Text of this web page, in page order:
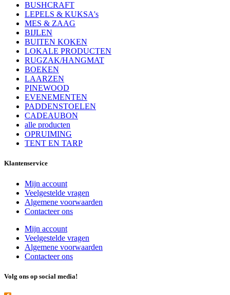
BUSHCRAFT
LEPELS & KUKSA's
MES & ZAAG
BIJLEN
BUITEN KOKEN
LOKALE PRODUCTEN
RUGZAK/HANGMAT
BOEKEN
LAARZEN
PINEWOOD
EVENEMENTEN
PADDENSTOELEN
CADEAUBON
alle producten
OPRUIMING
TENT EN TARP
Klantenservice
Mijn account
Veelgestelde vragen
Algemene voorwaarden
Contacteer ons
Mijn account
Veelgestelde vragen
Algemene voorwaarden
Contacteer ons
Volg ons op social media!